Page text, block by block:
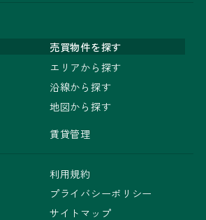
売買物件を探す
エリアから探す
沿線から探す
地図から探す
賃貸管理
利用規約
プライバシーポリシー
サイトマップ